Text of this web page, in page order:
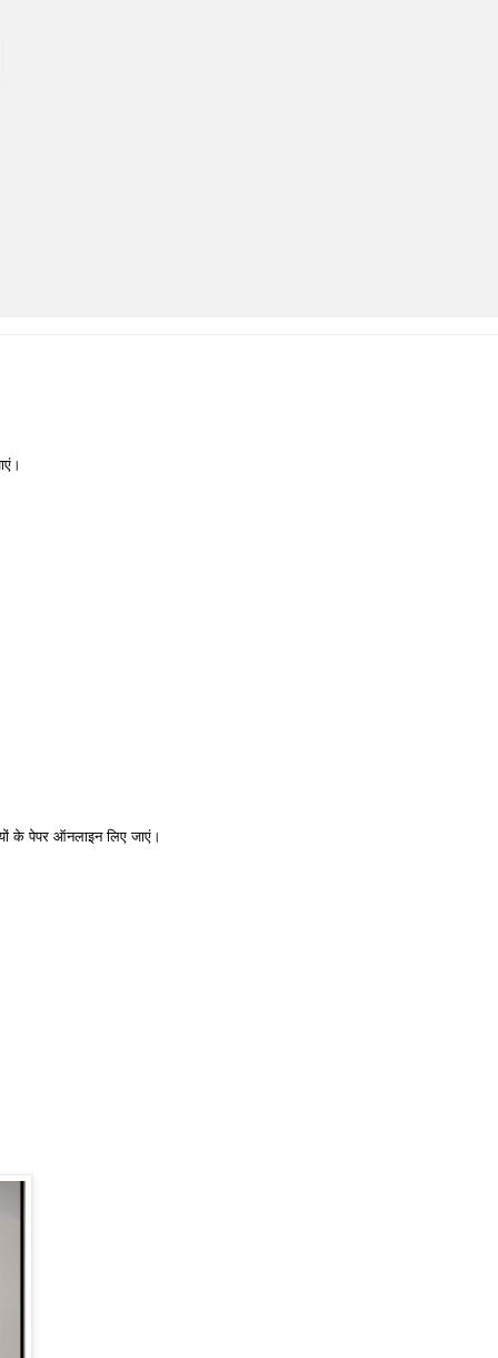
के पेपर ऑनलाइन लिए जाएं।